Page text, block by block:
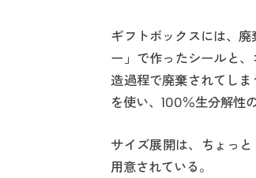
ギフトボックスには、
ー」で作ったシールと
造過程で廃棄されてしま
を使い、100％生分解性
サイズ展開は、ちょっ
用意されている。